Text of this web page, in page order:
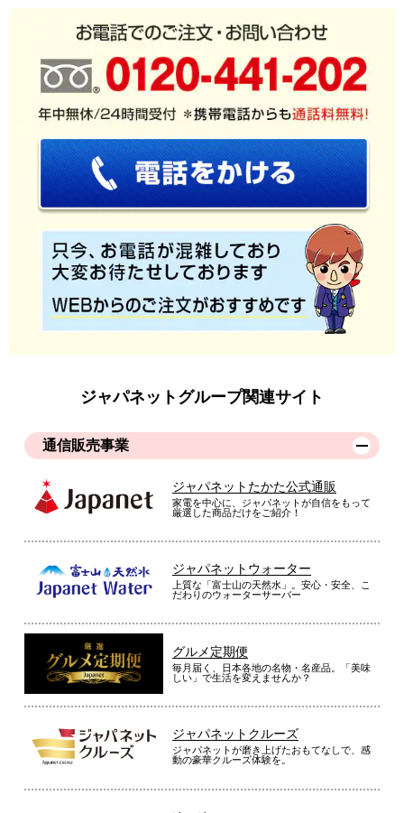
レシピ本のレシピの数がとても多くて楽
しみが増えました！
ジャパネットたかたのテレビ番組で見て、料理の苦手な私でも
いろんなバリエ－ションの料理ができること、これは間違いな
いと思いすぐにこちらで購入しました。届いた時の感想は、軽
い！でした。そして使ってみて、本当に楽。疑り深い旦那でさ
え、鶏肉２枚焼いてみましたがちゃんと焦げ目が付き、旦那も
感動していました。これからいろんな料理を試していきたいと
二人で楽しみが増えました！またレシピ本のレシピの数がとて
も多くて更に探しやすく、良い買い物をさせて頂きました！
愛知県40代A.T様
仕事を終えて帰宅後に、冷凍庫からさっ
と出し直ぐに焼ける
テレビショッピングを見て簡単そうだったので、購入してみよ
しました。本当に焼けるの？と半信半疑でしたが、焼き目がき
れいにつき、身はふっくらと仕上がりとても美味しいと感じま
に、冷凍庫からさっと出し直ぐに焼けるので、料理の時短にな
りとても助かります。今後色々挑戦してみようと思います。大
（
岐阜県
「お客様の声」は実際にご購入されたお客様からのご意見を掲載しておりま
商品により、同一シリーズをご購入された方の声を含みます。
ジャパネットグループ関連サイト
通信販売事業
ジャパネットたかた公式通販
家電を中心に、ジャパネットが自信をもって
厳選した商品だけをご紹介！
ジャパネットウォーター
上質な「富士山の天然水」。安心・安全、こ
だわりのウォーターサーバー
グルメ定期便
毎月届く、日本各地の名物・名産品。「美味
しい」で生活を変えませんか？
ジャパネットクルーズ
ジャパネットが磨き上げたおもてなしで、感
動の豪華クルーズ体験を。